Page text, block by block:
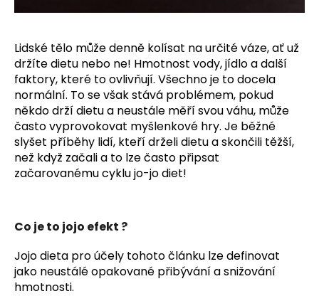
Lidské tělo může denně kolísat na určité váze, ať už
držíte dietu nebo ne! Hmotnost vody, jídlo a další
faktory, které to ovlivňují. Všechno je to docela
normální. To se však stává problémem, pokud
někdo drží dietu a neustále měří svou váhu, může
často vyprovokovat myšlenkové hry. Je běžné
slyšet příběhy lidí, kteří drželi dietu a skončili těžší,
než když začali a to lze často připsat
začarovanému cyklu jo-jo diet!
Co je to jojo efekt ?
Jojo dieta pro účely tohoto článku lze definovat
jako neustálé opakované přibývání a snižování
hmotnosti.
a
í
t
?
HLEDAT
D
p
o
r